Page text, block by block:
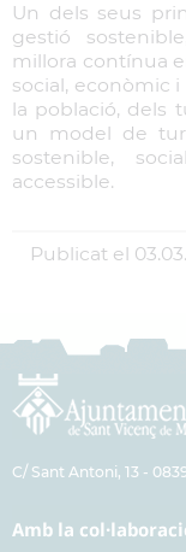
Un dels seus
gestió
millora contínua
social, econòmic
la població, dels
un model de
sostenible,
accessible.
Publicat el
C/ Sant Antoni, 13 -